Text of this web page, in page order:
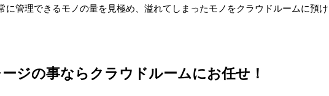
に管理できるモノの量を見極め、溢れてしまったモノをクラウドルームに預け
ジの事ならクラウドルームにお任せ！